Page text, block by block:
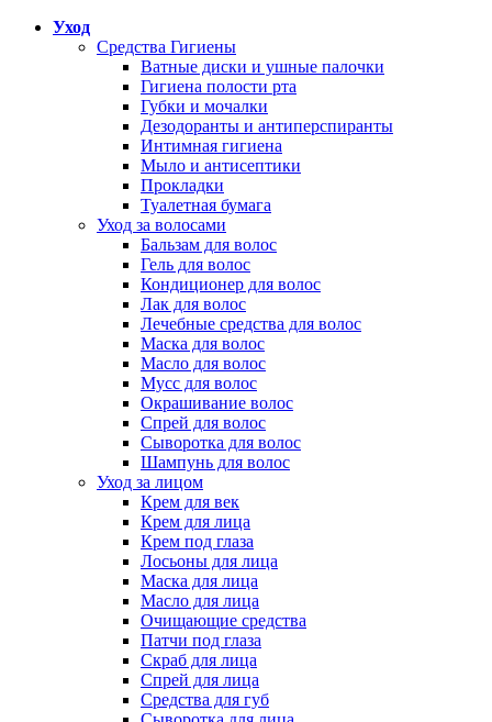
Уход
Средства Гигиены
Ватные диски и ушные палочки
Гигиена полости рта
Губки и мочалки
Дезодоранты и антиперспиранты
Интимная гигиена
Мыло и антисептики
Прокладки
Туалетная бумага
Уход за волосами
Бальзам для волос
Гель для волос
Кондиционер для волос
Лак для волос
Лечебные средства для волос
Маска для волос
Масло для волос
Мусс для волос
Окрашивание волос
Спрей для волос
Сыворотка для волос
Шампунь для волос
Уход за лицом
Крем для век
Крем для лица
Крем под глаза
Лосьоны для лица
Маска для лица
Масло для лица
Очищающие средства
Патчи под глаза
Скраб для лица
Спрей для лица
Средства для губ